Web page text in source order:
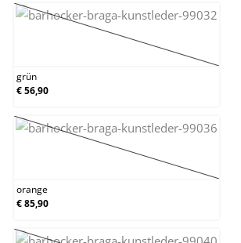
grün
(Diese Option ist zurzeit
grün
€ 56,90
orange
(Diese Option ist zurzeit
orange
€ 85,90